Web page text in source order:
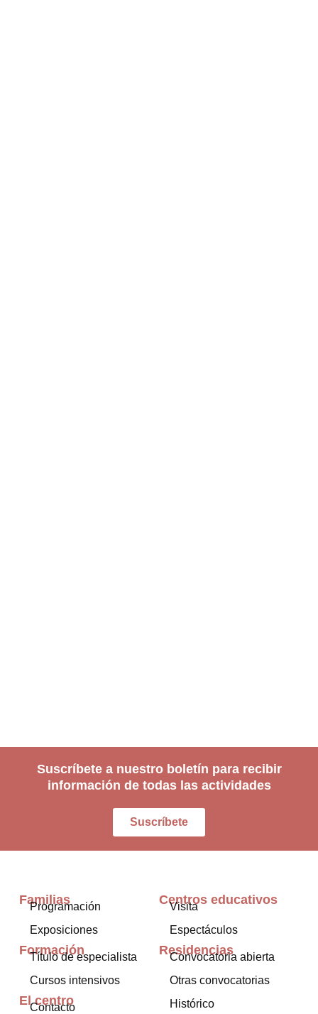
Suscríbete a nuestro boletín para recibir
información de todas las actividades
Suscríbete
Familias
Programación
Exposiciones
Formación
Título de especialista
Cursos intensivos
El centro
Contacto
Centros educativos
Visita
Espectáculos
Residencias
Convocatoria abierta
Otras convocatorias
Histórico